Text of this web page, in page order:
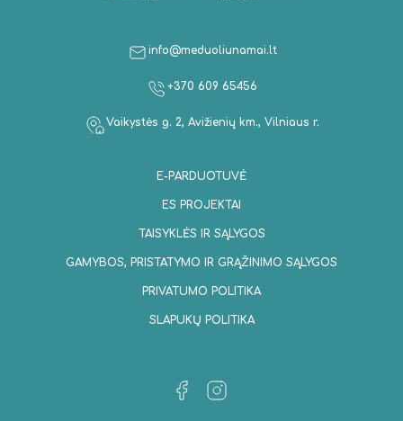
info@meduoliunamai.lt
+370 609 65456
Vaikystės g. 2, Avižienių km., Vilniaus r.
E-PARDUOTUVĖ
ES PROJEKTAI
TAISYKLĖS IR SĄLYGOS
GAMYBOS, PRISTATYMO IR GRĄŽINIMO SĄLYGOS
PRIVATUMO POLITIKA
SLAPUKŲ POLITIKA